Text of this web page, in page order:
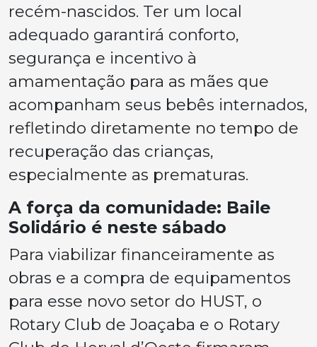
recém-nascidos. Ter um local
adequado garantirá conforto,
segurança e incentivo à
amamentação para as mães que
acompanham seus bebês internados,
refletindo diretamente no tempo de
recuperação das crianças,
especialmente as prematuras.
A força da comunidade: Baile
Solidário é neste sábado
Para viabilizar financeiramente as
obras e a compra de equipamentos
para esse novo setor do HUST, o
Rotary Club de Joaçaba e o Rotary